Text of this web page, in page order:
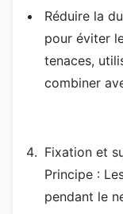
Réduire la
pour éviter
tenaces,
combiner
Fixation et
Principe :
pendant le